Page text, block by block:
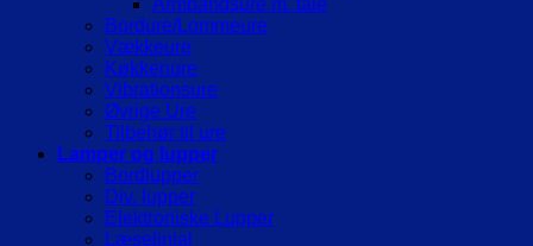
Armbåndsure m. tale
Bordure/Lommeure
Vækkeure
Køkkenure
Vibrationsure
Øvrige Ure
Tilbehør til ure
Lamper og lupper
Bordlupper
Div. lupper
Elektroniske Lupper
Læselinial